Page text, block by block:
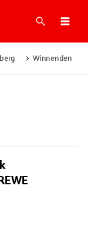
Suche
Winnenden